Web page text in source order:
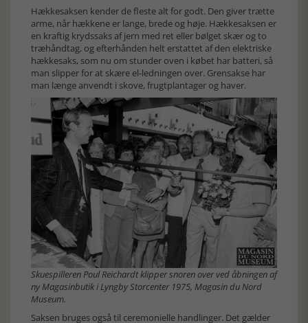
Hækkesaksen kender de fleste alt for godt. Den giver trætte
arme, når hækkene er lange, brede og høje. Hækkesaksen er
en kraftig krydssaks af jern med ret eller bølget skær og to
træhåndtag, og efterhånden helt erstattet af den elektriske
hækkesaks, som nu om stunder oven i købet har batteri, så
man slipper for at skære el-ledningen over. Grensakse har
man længe anvendt i skove, frugtplantager og haver.
Skuespilleren Poul Reichardt klipper snoren over ved åbningen af
ny Magasinbutik i Lyngby Storcenter 1975, Magasin du Nord
Museum.
Saksen bruges også til ceremonielle handlinger. Det gælder